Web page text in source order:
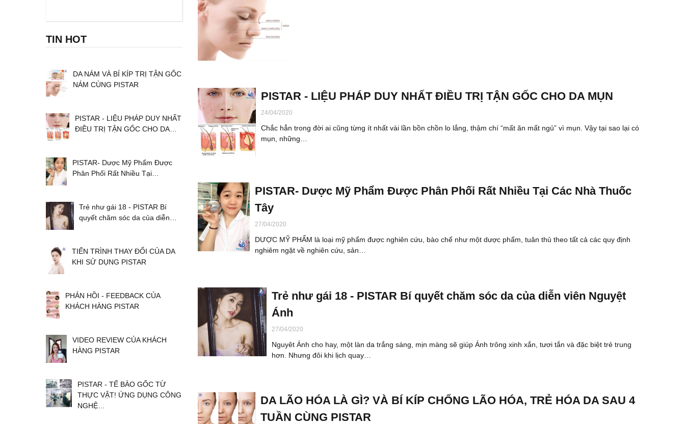
PISTAR - LIỆU PHÁP DUY NHẤT ĐIỀU TRỊ TẬN GỐC CHO DA MỤN
24/04/2020
Chắc hẳn trong đời ai cũng từng ít nhất vài lần bồn chồn lo lắng, thậm chí “mất ăn mất ngủ” vì mụn. Vậy tại sao lại có
mụn, những…
PISTAR- Dược Mỹ Phẩm Được Phân Phối Rất Nhiều Tại Các Nhà Thuốc
Tây
27/04/2020
DƯỢC MỸ PHẨM là loại mỹ phẩm được nghiên cứu, bào chế như một dược phẩm, tuân thủ theo tất cả các quy định
nghiêm ngặt về nghiên cứu, sản…
Trẻ như gái 18 - PISTAR Bí quyết chăm sóc da của diễn viên Nguyệt
Ánh
27/04/2020
Nguyêt Ánh cho hay, một làn da trắng sáng, mịn màng sẽ giúp Ánh trông xinh xắn, tươi tắn và đặc biệt trẻ trung
hơn. Nhưng đôi khi lịch quay…
DA LÃO HÓA LÀ GÌ? VÀ BÍ KÍP CHỐNG LÃO HÓA, TRẺ HÓA DA SAU 4
TUẦN CÙNG PISTAR
TIN HOT
DA NÁM VÀ BÍ KÍP TRỊ TẬN GỐC
NÁM CÙNG PISTAR
PISTAR - LIỆU PHÁP DUY NHẤT
ĐIỀU TRỊ TẬN GỐC CHO DA…
PISTAR- Dược Mỹ Phẩm Được
Phân Phối Rất Nhiều Tại…
Trẻ như gái 18 - PISTAR Bí
quyết chăm sóc da của diễn…
TIẾN TRÌNH THAY ĐỔI CỦA DA
KHI SỬ DỤNG PISTAR
PHẢN HỒI - FEEDBACK CỦA
KHÁCH HÀNG PISTAR
VIDEO REVIEW CỦA KHÁCH
HÀNG PISTAR
PISTAR - TẾ BÀO GỐC TỪ
THỰC VẬT! ỨNG DỤNG CÔNG
NGHỆ…